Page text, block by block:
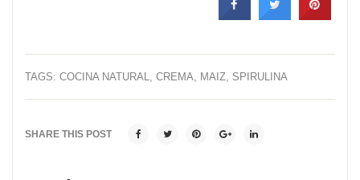
TAGS: COCINA NATURAL CREMA MAIZ SPIRULINA
SHARE THIS POST